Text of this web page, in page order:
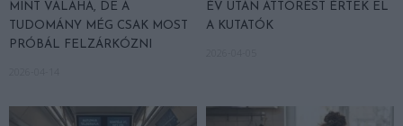
MINT VALAHA, DE A
TUDOMÁNY MÉG CSAK MOST
PRÓBÁL FELZÁRKÓZNI
ÉV UTÁN ÁTTÖRÉST ÉRTEK EL
A KUTATÓK